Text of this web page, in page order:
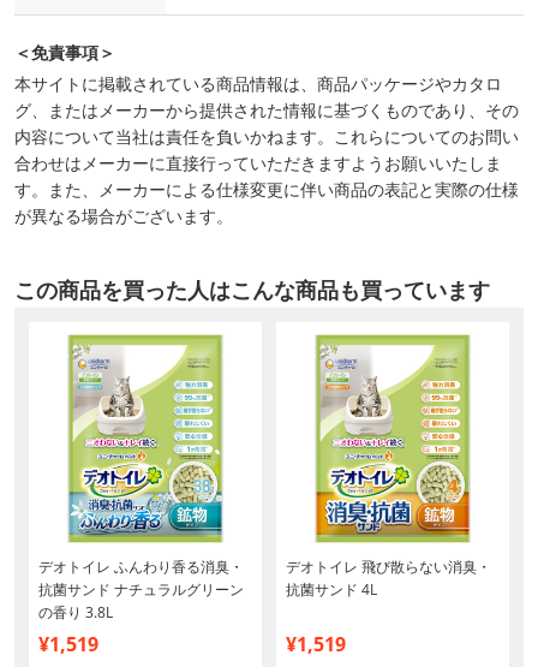
＜免責事項＞
本サイトに掲載されている商品情報は、商品パッケージやカタロ
グ、またはメーカーから提供された情報に基づくものであり、その
内容について当社は責任を負いかねます。これらについてのお問い
合わせはメーカーに直接行っていただきますようお願いいたしま
す。また、メーカーによる仕様変更に伴い商品の表記と実際の仕様
が異なる場合がございます。
この商品を買った人はこんな商品も買っています
デオトイレ ふんわり香る消臭・
抗菌サンド ナチュラルグリーン
の香り 3.8L
¥1,519
デオトイレ 飛び散らない消臭・
抗菌サンド 4L
¥1,519